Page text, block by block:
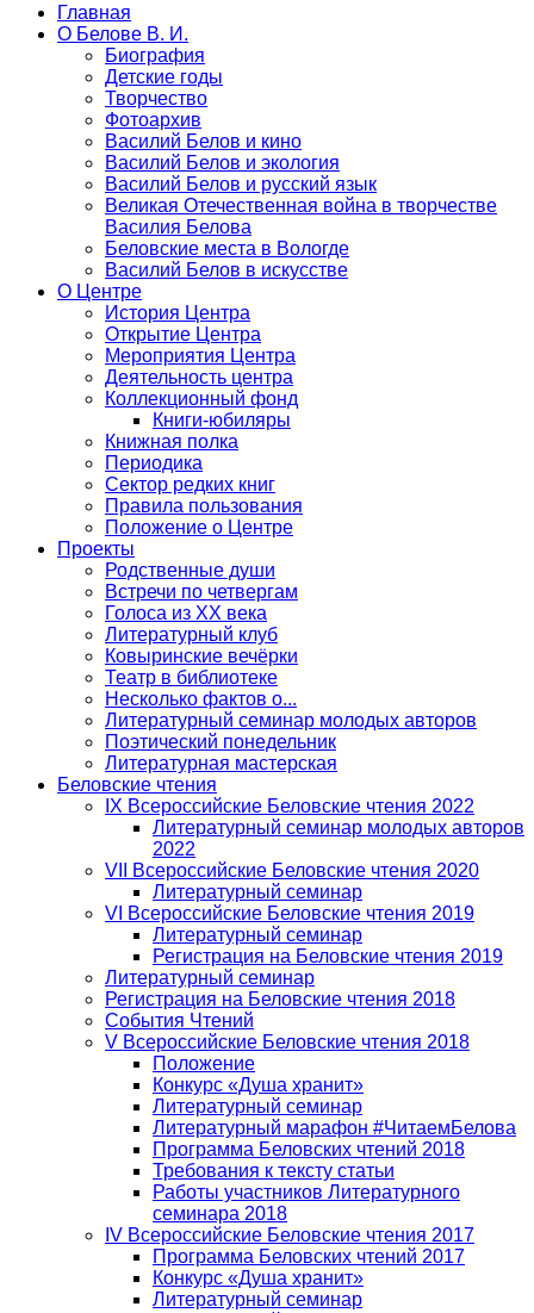
Главная
О Белове В. И.
Биография
Детские годы
Творчество
Фотоархив
Василий Белов и кино
Василий Белов и экология
Василий Белов и русский язык
Великая Отечественная война в творчестве
Василия Белова
Беловские места в Вологде
Василий Белов в искусстве
О Центре
История Центра
Открытие Центра
Мероприятия Центра
Деятельность центра
Коллекционный фонд
Книги-юбиляры
Книжная полка
Периодика
Сектор редких книг
Правила пользования
Положение о Центре
Проекты
Родственные души
Встречи по четвергам
Голоса из ХХ века
Литературный клуб
Ковыринские вечёрки
Театр в библиотеке
Несколько фактов о...
Литературный семинар молодых авторов
Поэтический понедельник
Литературная мастерская
Беловские чтения
IX Всероссийские Беловские чтения 2022
Литературный семинар молодых авторов
2022
VII Всероссийские Беловские чтения 2020
Литературный семинар
VI Всероссийские Беловские чтения 2019
Литературный семинар
Регистрация на Беловские чтения 2019
Литературный семинар
Регистрация на Беловские чтения 2018
События Чтений
V Всероссийские Беловские чтения 2018
Положение
Конкурс «Душа хранит»
Литературный семинар
Литературный марафон #ЧитаемБелова
Программа Беловских чтений 2018
Требования к тексту статьи
Работы участников Литературного
семинара 2018
IV Всероссийские Беловские чтения 2017
Программа Беловских чтений 2017
Конкурс «Душа хранит»
Литературный семинар